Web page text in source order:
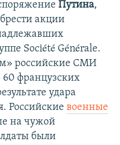
Путина,
акции
Société Générale.
российские СМИ
французских
удара
Российские военные
на чужой
были